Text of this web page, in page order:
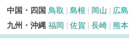
中国・四国 鳥取 島根 岡山 広島
九州・沖縄 福岡 佐賀 長崎 熊本